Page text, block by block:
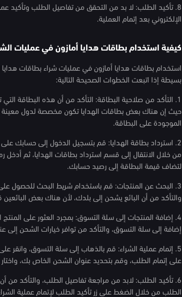
8. تأكيد الطلب: لا بد من التحقق من تفاصيل الطلب وتأكيد
الإلكتروني بعد إتمام العملية.
كيفية استخدام بطاقات هدايا أمازون في عمليات
استخدام بطاقات هدايا أمازون في عمليات شراء بطاقات هدايا
بسيطة إذا اتبعت الخطوات الصحيحة التالية:
1. التأكد من صلاحية البطاقة: التأكد من أن هذه البطاقة
حيث إن هناك بعض بطاقات الهدايا تكون مخصصة لدول
الموجودة على البطاقة.
2. استرداد بطاقة الهدايا: قم بتسجيل الدخول إلى حسابك
من خلال الانتقال إلى قسم استرداد بطاقات الهدايا، ثم أدخل
لتضاف قيمة البطاقة إلى رصيد حسابك.
3. البحث عن المنتجات: قم باستخدام شريط البحث للحصول
والتأكد من أن البائع يشحن إلى بلدك، لأن هناك بعض
4. إضافة المنتجات إلى سلة التسوق: بمجرد العثور على
إضافة إلى سلة التسوق، والتأكد من توافر خيارات الشحن إلى
5. إتمام عملية الشراء: قم بالذهاب إلى سلة التسوق،
على إتمام الطلب، وقم بتحديد عنوان الشحن الخاص بك،
6. تأكيد الطلب: لابد من مراجعة تفاصيل الطلب، والتأكد من
الطلب من خلال الضغط على زر تأكيد الطلب لإتمام عملية